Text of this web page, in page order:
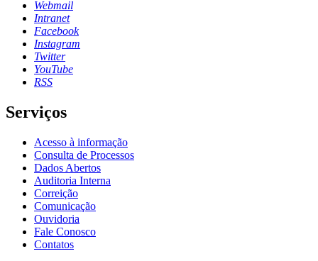
Webmail
Intranet
Facebook
Instagram
Twitter
YouTube
RSS
Serviços
Acesso à informação
Consulta de Processos
Dados Abertos
Auditoria Interna
Correição
Comunicação
Ouvidoria
Fale Conosco
Contatos